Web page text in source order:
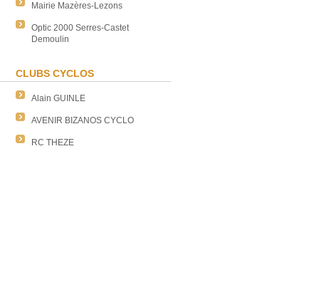
Mairie Mazères-Lezons
Optic 2000 Serres-Castet
Demoulin
CLUBS CYCLOS
Alain GUINLE
AVENIR BIZANOS CYCLO
RC THEZE